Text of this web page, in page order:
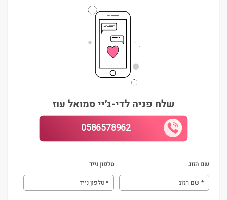
שלח פניה לדי-ג׳יי סמואל עוז
0586578962
שם הזוג טלפון נייד